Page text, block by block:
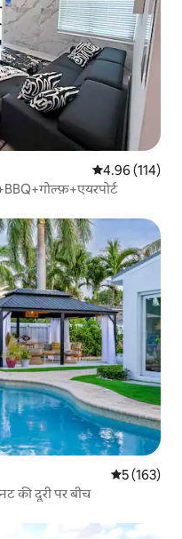
औसत रेटिंग 5 में से
4.96 (114)
औसत रेटिंग 5
5 (163)
की दूरी पर बीच